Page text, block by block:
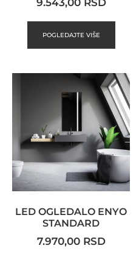
POGLEDAJTE VIŠE
LED OGLEDALO ENYO
STANDARD
7.970,00 RSD